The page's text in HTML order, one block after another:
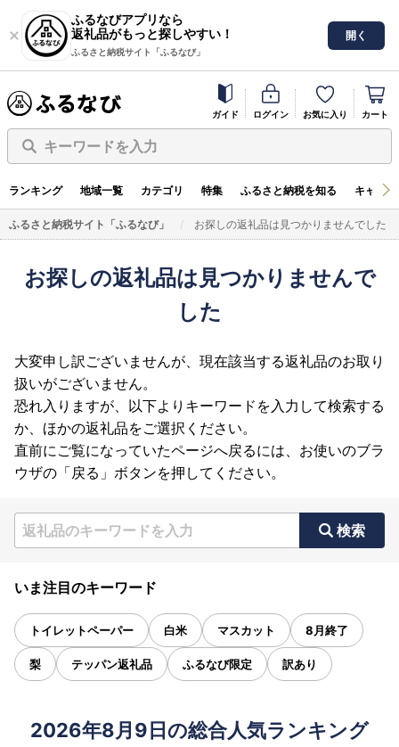
ふるなびアプリなら
返礼品がもっと探しやすい！
ふるさと納税サイト「ふるなび」
開く
ガイド ログイン お気に入り カート
キーワードを入力
ランキング 地域一覧 カテゴリ 特集 ふるさと納税を知る キャン
ふるさと納税サイト「ふるなび」 お探しの返礼品は見つかりませんでした
お探しの返礼品は見つかりませんで
した
大変申し訳ございませんが、現在該当する返礼品のお取り
扱いがございません。
恐れ入りますが、以下よりキーワードを入力して検索する
か、ほかの返礼品をご選択ください。
直前にご覧になっていたページへ戻るには、お使いのブラ
ウザの「戻る」ボタンを押してください。
検索
いま注目のキーワード
トイレットペーパー 白米 マスカット 8月終了
梨 テッパン返礼品 ふるなび限定 訳あり
2026年8月9日の総合人気ランキング